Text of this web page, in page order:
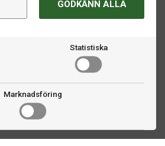
GODKÄNN ALLA
Statistiska
Marknadsföring